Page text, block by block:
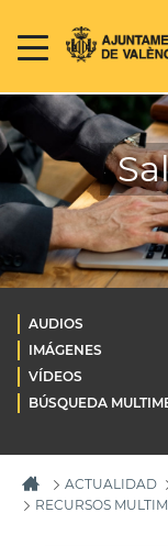
AUDIOS
IMÁGENES
VÍDEOS
BÚSQUEDA
ACTUALIDAD
RECURSOS